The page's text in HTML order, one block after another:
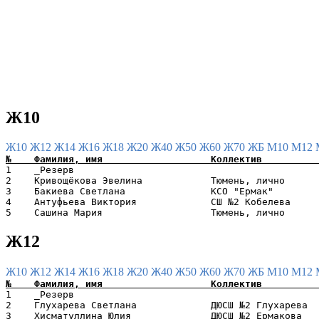
Ж10
Ж10 Ж12 Ж14 Ж16 Ж18 Ж20 Ж40 Ж50 Ж60 Ж70 ЖБ М10 М12
1    _Резерв
2    Кривощёкова Эвелина            Тюмень,
3    Бакиева Светлана               КСО "Ермак"
4    Антуфьева Виктория             СШ №2
Ж12
Ж10 Ж12 Ж14 Ж16 Ж18 Ж20 Ж40 Ж50 Ж60 Ж70 ЖБ М10 М12
1    _Резерв
2    Глухарева Светлана             ДЮСШ №2
3    Хисматуллина Юлия              ДЮСШ №2